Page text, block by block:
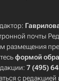
почты
размещения
формой
7 (495)
с